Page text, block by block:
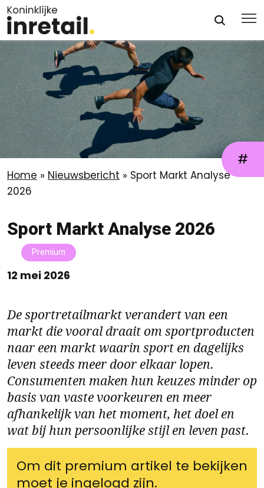
Home » Nieuwsbericht » Sport Markt Analyse
2026
Sport Markt Analyse 2026
Premium
12 mei 2026
De sportretailmarkt verandert van een
markt die vooral draait om sportproducten
naar een markt waarin sport en dagelijks
leven steeds meer door elkaar lopen.
Consumenten maken hun keuzes minder op
basis van vaste voorkeuren en meer
afhankelijk van het moment, het doel en
wat bij hun persoonlijke stijl en leven past.
Om dit premium artikel te bekijken
moet je ingelogd zijn.
#